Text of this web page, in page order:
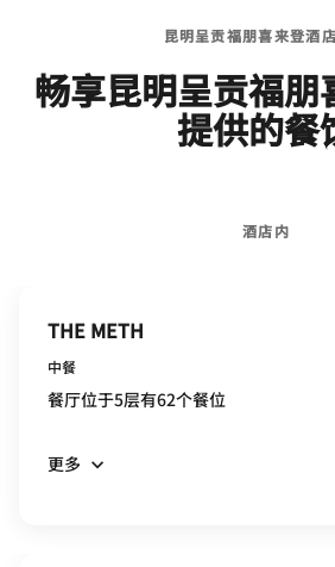
昆明呈贡福朋喜来登酒
畅享昆明呈贡福朋
提供的餐
酒店内
THE METH
中餐
餐厅位于5层有62个餐位
更多